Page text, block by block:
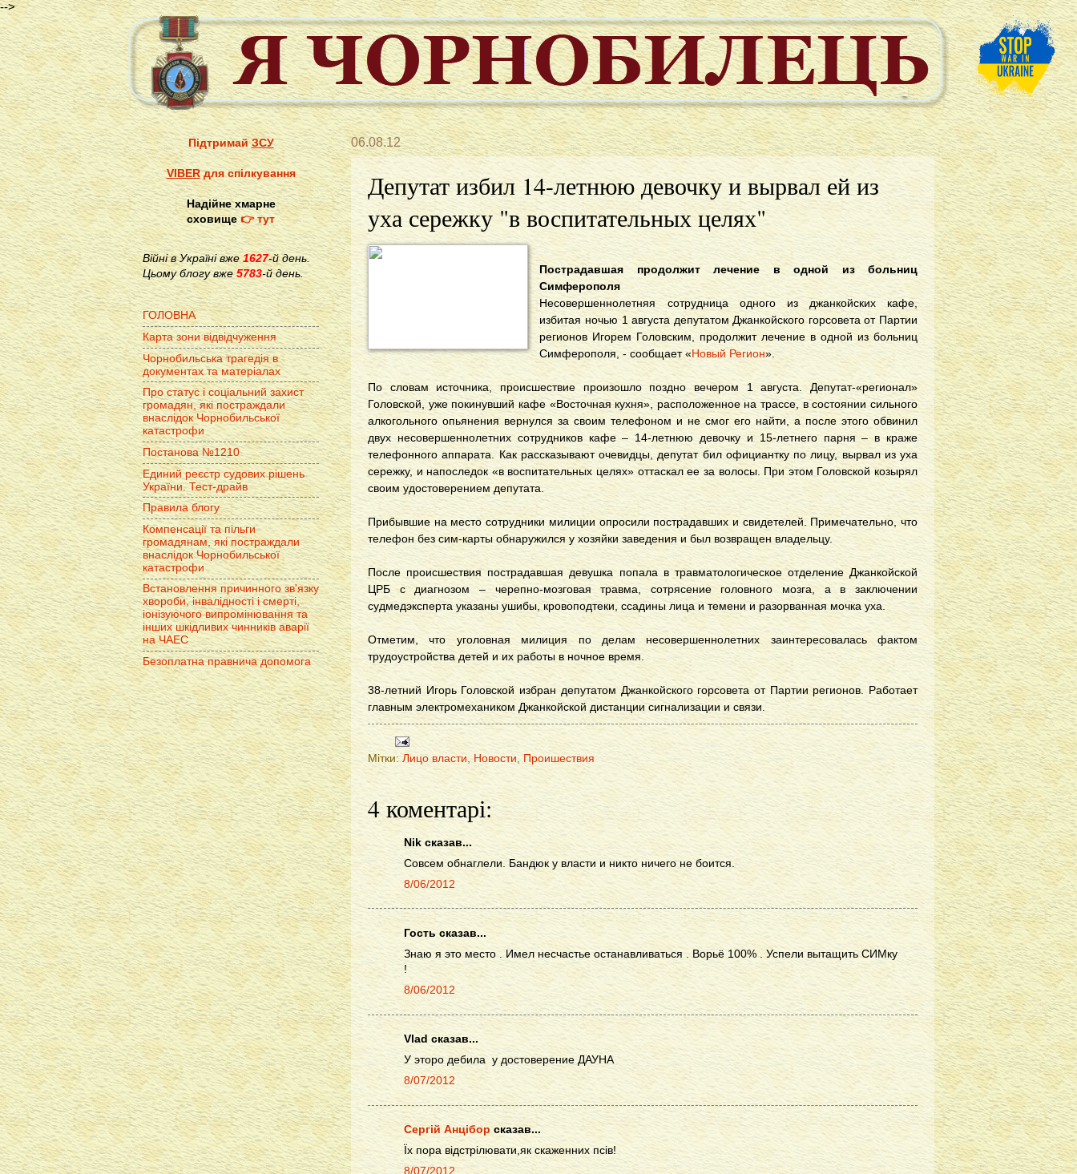
-->
06.08.12
Депутат избил 14-летнюю девочку и вырвал ей из
уха сережку "в воспитательных целях"
Пострадавшая продолжит лечение в одной из больниц
Симферополя
Несовершеннолетняя сотрудница одного из джанкойских кафе,
избитая ночью 1 августа депутатом Джанкойского горсовета от Партии
регионов Игорем Головским, продолжит лечение в одной из больниц
Симферополя, - сообщает «Новый Регион».
По словам источника, происшествие произошло поздно вечером 1 августа. Депутат-«регионал»
Головской, уже покинувший кафе «Восточная кухня», расположенное на трассе, в состоянии сильного
алкогольного опьянения вернулся за своим телефоном и не смог его найти, а после этого обвинил
двух несовершеннолетних сотрудников кафе – 14-летнюю девочку и 15-летнего парня – в краже
телефонного аппарата. Как рассказывают очевидцы, депутат бил официантку по лицу, вырвал из уха
сережку, и напоследок «в воспитательных целях» оттаскал ее за волосы. При этом Головской козырял
своим удостоверением депутата.
Прибывшие на место сотрудники милиции опросили пострадавших и свидетелей. Примечательно, что
телефон без сим-карты обнаружился у хозяйки заведения и был возвращен владельцу.
После происшествия пострадавшая девушка попала в травматологическое отделение Джанкойской
ЦРБ с диагнозом – черепно-мозговая травма, сотрясение головного мозга, а в заключении
судмедэксперта указаны ушибы, кровоподтеки, ссадины лица и темени и разорванная мочка уха.
Отметим, что уголовная милиция по делам несовершеннолетних заинтересовалась фактом
трудоустройства детей и их работы в ночное время.
38-летний Игорь Головской избран депутатом Джанкойского горсовета от Партии регионов. Работает
главным электромехаником Джанкойской дистанции сигнализации и связи.
Мітки: Лицо власти, Новости, Проишествия
4 коментарі:
Nik сказав...
Совсем обнаглели. Бандюк у власти и никто ничего не боится.
8/06/2012
Гость сказав...
Знаю я это место . Имел несчастье останавливаться . Ворьё 100% . Успели вытащить СИМку
!
8/06/2012
Vlad сказав...
У эторо дебила у достоверение ДАУНА
8/07/2012
Сергій Анцібор сказав...
Їх пора відстрілювати,як скаженних псів!
8/07/2012
ПідтримайЗСУ
VIBERдля спілкування
Надійне хмарне
сховище👉 тут
Війні в Україні вже1627-й день.
Цьому блогу вже 5783-й день.
ГОЛОВНА
Карта зони відвідчуження
Чорнобильська трагедія в
документах та матеріалах
Про статус і соціальний захист
громадян, які постраждали
внаслідок Чорнобильської
катастрофи
Постанова №1210
Единий реєстр судових рішень
України. Тест-драйв
Правила блогу
Компенсації та пільги
громадянам, які постраждали
внаслідок Чорнобильської
катастрофи
Встановлення причинного зв'язку
хвороби, інвалідності і смерті,
іонізуючого випромінювання та
інших шкідливих чинників аварії
на ЧАЕС
Безоплатна правнича допомога